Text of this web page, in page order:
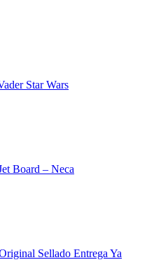
Star Wars
Board – Neca
Sellado Entrega Ya